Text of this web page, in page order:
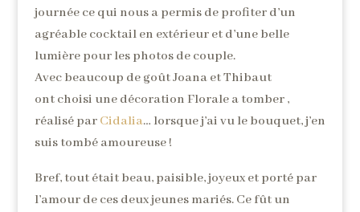
journée ce qui nous a permis de profiter d’un
agréable cocktail en extérieur et d’une belle
lumière pour les photos de couple.
Avec beaucoup de goût Joana et Thibaut
ont choisi une décoration Florale a tomber ,
réalisé par Cidalia… lorsque j’ai vu le bouquet, j’en
suis tombé amoureuse !
Bref, tout était beau, paisible, joyeux et porté par
l’amour de ces deux jeunes mariés. Ce fût un